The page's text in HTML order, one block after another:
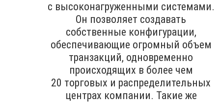
с высоконагруженными системами.
Он позволяет создавать
собственные конфигурации,
обеспечивающие огромный объем
транзакций, одновременно
происходящих в более чем
20 торговых и распределительных
центрах компании. Такие же